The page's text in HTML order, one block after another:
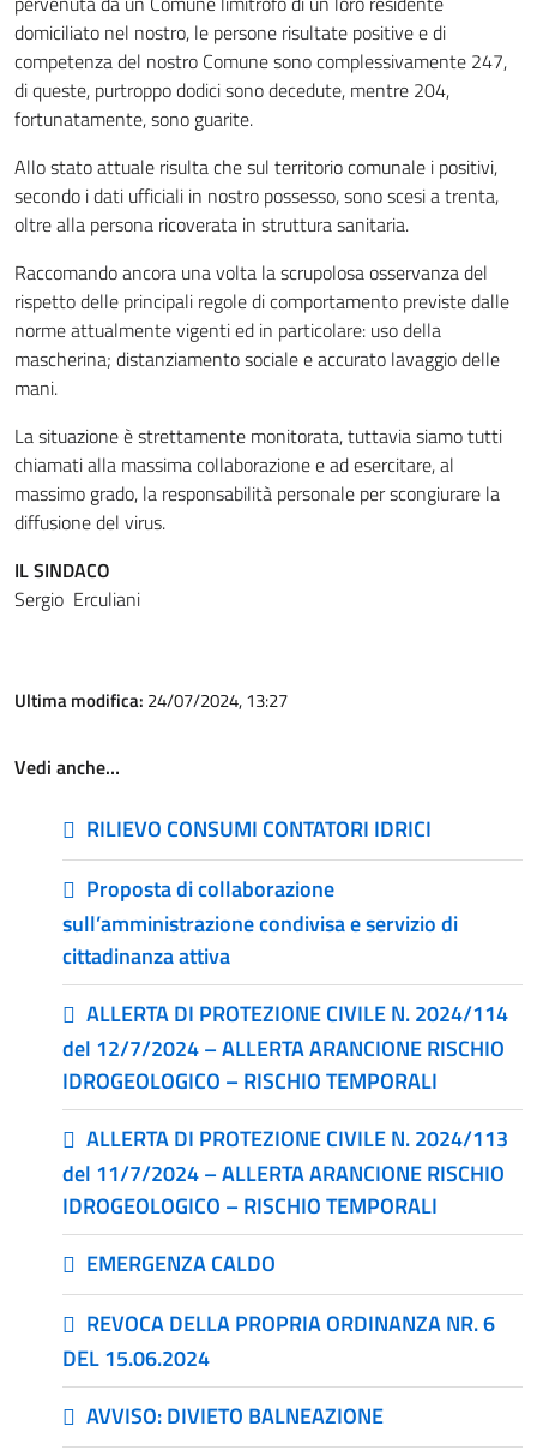
domiciliato nel nostro, le persone risultate positive e di
competenza del nostro Comune sono complessivamente 247,
di queste, purtroppo dodici sono decedute, mentre 204,
fortunatamente, sono guarite.
Allo stato attuale risulta che sul territorio comunale i positivi,
secondo i dati ufficiali in nostro possesso, sono scesi a trenta,
oltre alla persona ricoverata in struttura sanitaria.
Raccomando ancora una volta la scrupolosa osservanza del
rispetto delle principali regole di comportamento previste dalle
norme attualmente vigenti ed in particolare: uso della
mascherina; distanziamento sociale e accurato lavaggio delle
mani.
La situazione è strettamente monitorata, tuttavia siamo tutti
chiamati alla massima collaborazione e ad esercitare, al
massimo grado, la responsabilità personale per scongiurare la
diffusione del virus.
IL SINDACO
Sergio Erculiani
Ultima modifica: 24/07/2024, 13:27
Vedi anche…
RILIEVO CONSUMI CONTATORI IDRICI
Proposta di collaborazione
sull’amministrazione condivisa e servizio di
cittadinanza attiva
ALLERTA DI PROTEZIONE CIVILE N. 2024/114
del 12/7/2024 – ALLERTA ARANCIONE RISCHIO
IDROGEOLOGICO – RISCHIO TEMPORALI
ALLERTA DI PROTEZIONE CIVILE N. 2024/113
del 11/7/2024 – ALLERTA ARANCIONE RISCHIO
IDROGEOLOGICO – RISCHIO TEMPORALI
EMERGENZA CALDO
REVOCA DELLA PROPRIA ORDINANZA NR. 6
DEL 15.06.2024
AVVISO: DIVIETO BALNEAZIONE